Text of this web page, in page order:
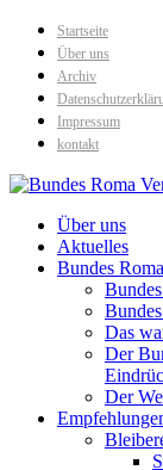
Startseite
Über uns
Archiv
Impressum
kontakt
Über uns
Aktuelles
Bundes
Das
Der
Der